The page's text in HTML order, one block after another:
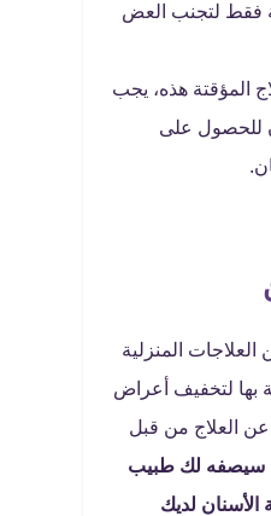
فقط لتجنب العض
المؤقتة هذه، يجب
للحصول على
المنزلية
بها لتخفيف أعراض
عن العلاج من قبل
سيصفه لك طبيب
الأسنان لديك